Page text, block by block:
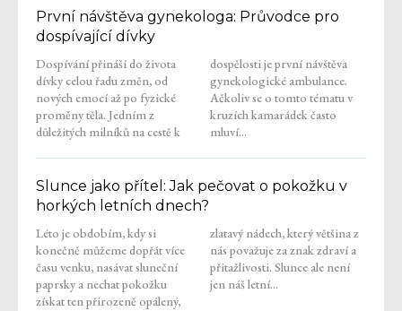
První návštěva gynekologa: Průvodce pro
dospívající dívky
Dospívání přináší do života
dívky celou řadu změn, od
nových emocí až po fyzické
proměny těla. Jedním z
důležitých milníků na cestě k
dospělosti je první návštěva
gynekologické ambulance.
Ačkoliv se o tomto tématu v
kruzích kamarádek často
mluví...
Slunce jako přítel: Jak pečovat o pokožku v
horkých letních dnech?
Léto je obdobím, kdy si
konečně můžeme dopřát více
času venku, nasávat sluneční
paprsky a nechat pokožku
získat ten přirozeně opálený,
zlatavý nádech, který většina z
nás považuje za znak zdraví a
přitažlivosti. Slunce ale není
jen náš letní...